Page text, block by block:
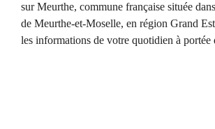
sur Meurthe, commune française située
de Meurthe-et-Moselle, en région Grand
les informations de votre quotidien à portée